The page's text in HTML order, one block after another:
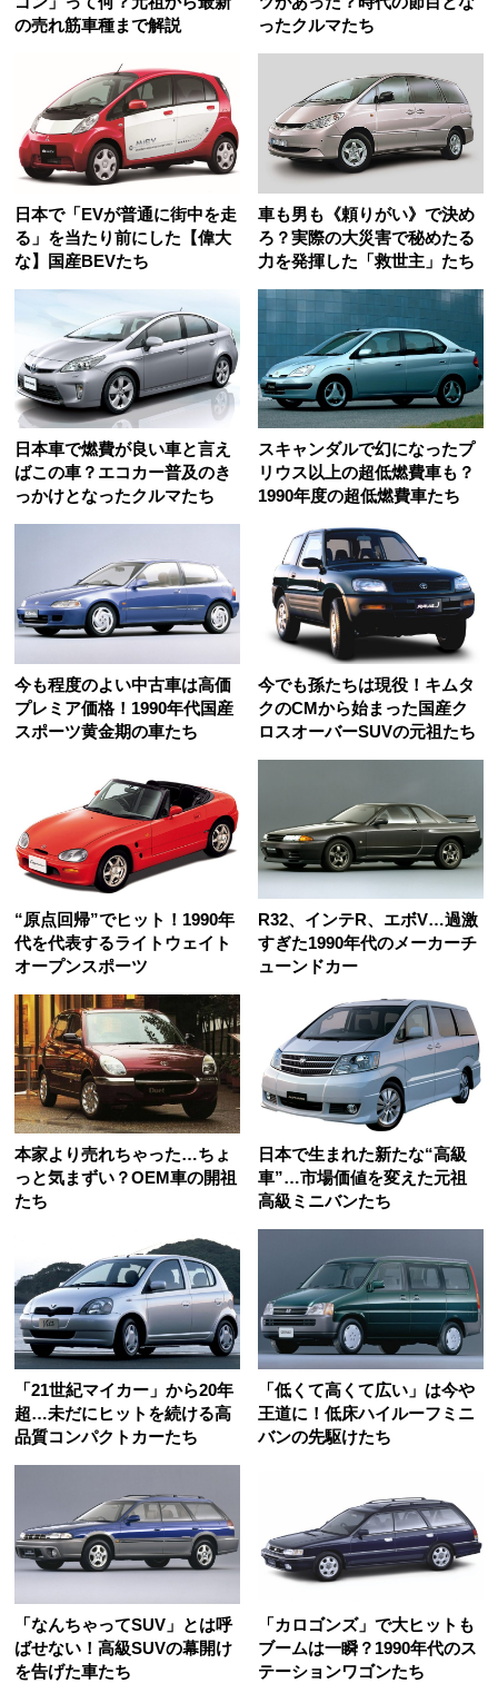
の売れ筋車種まで解説
ったクルマたち
日本で「EVが普通に街中を走
る」を当たり前にした【偉大
な】国産BEVたち
車も男も《頼りがい》で決め
ろ？実際の大災害で秘めたる
力を発揮した「救世主」たち
日本車で燃費が良い車と言え
ばこの車？エコカー普及のき
っかけとなったクルマたち
スキャンダルで幻になったプ
リウス以上の超低燃費車も？
1990年度の超低燃費車たち
今も程度のよい中古車は高価
プレミア価格！1990年代国産
スポーツ黄金期の車たち
今でも孫たちは現役！キムタ
クのCMから始まった国産ク
ロスオーバーSUVの元祖たち
“原点回帰”でヒット！1990年
代を代表するライトウェイト
オープンスポーツ
R32、インテR、エボV…過激
すぎた1990年代のメーカーチ
ューンドカー
本家より売れちゃった…ちょ
っと気まずい？OEM車の開祖
たち
日本で生まれた新たな“高級
車”…市場価値を変えた元祖
高級ミニバンたち
「21世紀マイカー」から20年
超…未だにヒットを続ける高
品質コンパクトカーたち
「低くて高くて広い」は今や
王道に！低床ハイルーフミニ
バンの先駆けたち
「なんちゃってSUV」とは呼
ばせない！高級SUVの幕開け
を告げた車たち
「カロゴンズ」で大ヒットも
ブームは一瞬？1990年代のス
テーションワゴンたち